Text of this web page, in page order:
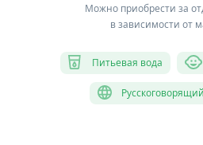
Можно приобрести за
в зависимости от
Питьевая вода